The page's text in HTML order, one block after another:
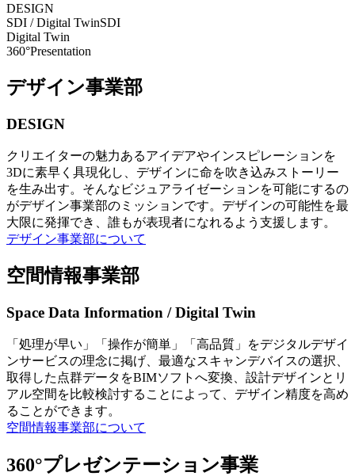
DESIGN
SDI / Digital TwinSDI
Digital Twin
360°Presentation
デザイン事業部
DESIGN
クリエイターの魅力あるアイデアやインスピレーションを
3Dに素早く具現化し、デザインに命を吹き込みストーリー
を生み出す。そんなビジュアライゼーションを可能にするの
がデザイン事業部のミッションです。デザインの可能性を最
大限に発揮でき、誰もが表現者になれるよう支援します。
デザイン事業部について
空間情報事業部
Space Data Information / Digital Twin
「処理が早い」「操作が簡単」「高品質」をデジタルデザイ
ンサービスの理念に掲げ、最適なスキャンデバイスの選択、
取得した点群データをBIMソフトへ変換、設計デザインとリ
アル空間を比較検討することによって、デザイン精度を高め
ることができます。
空間情報事業部について
360°プレゼンテーション事業